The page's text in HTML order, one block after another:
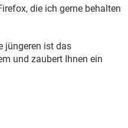
die ich gerne behalten
jüngeren ist das
und zaubert Ihnen ein